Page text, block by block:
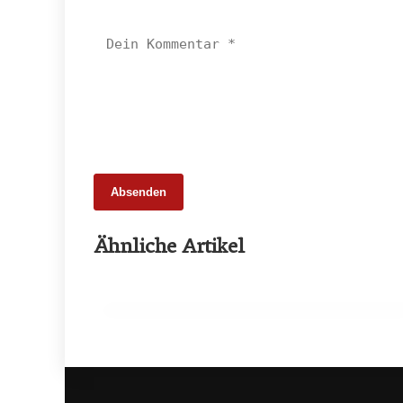
Absenden
Ähnliche Artikel
Netzwerktreffen stärkt Frauen der